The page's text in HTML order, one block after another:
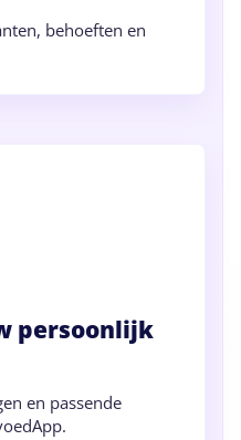
behoeften en
persoonlijk
en passende